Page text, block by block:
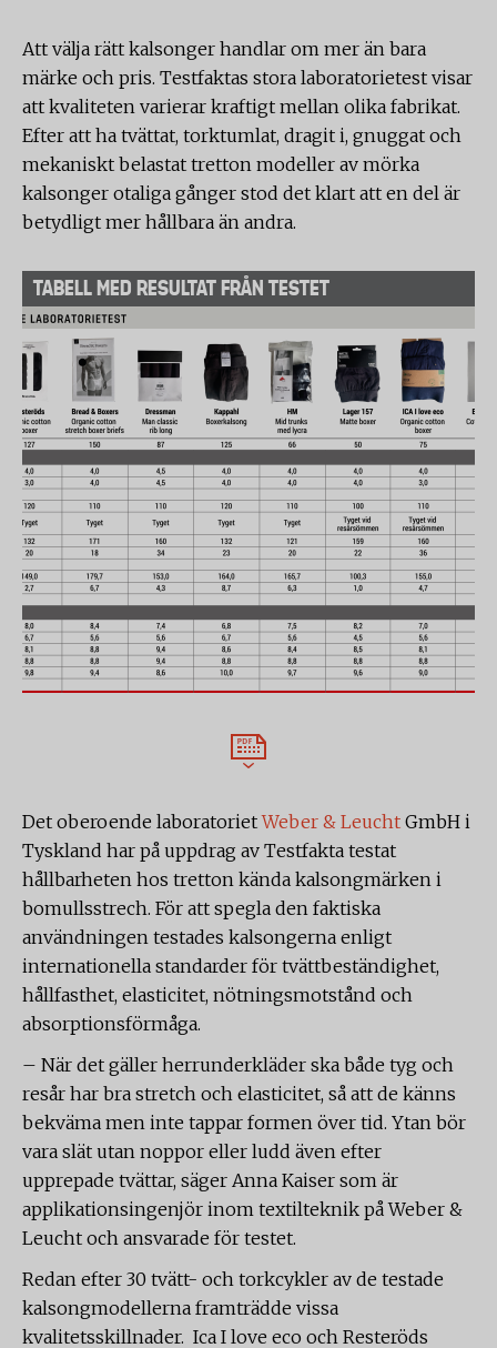
Att välja rätt kalsonger handlar om mer än bara
märke och pris. Testfaktas stora laboratorietest visar
att kvaliteten varierar kraftigt mellan olika fabrikat.
Efter att ha tvättat, torktumlat, dragit i, gnuggat och
mekaniskt belastat tretton modeller av mörka
kalsonger otaliga gånger stod det klart att en del är
betydligt mer hållbara än andra.
TABELL MED RESULTAT FRÅN TESTET
Det oberoende laboratorietWeber & Leucht GmbH i
Tyskland har på uppdrag av Testfakta testat
hållbarheten hos tretton kända kalsongmärken i
bomullsstrech. För att spegla den faktiska
användningen testades kalsongerna enligt
internationella standarder för tvättbeständighet,
hållfasthet, elasticitet, nötningsmotstånd och
absorptionsförmåga.
– När det gäller herrunderkläder ska både tyg och
resår har bra stretch och elasticitet, så att de känns
bekväma men inte tappar formen över tid. Ytan bör
vara slät utan noppor eller ludd även efter
upprepade tvättar, säger Anna Kaiser som är
applikationsingenjör inom textilteknik på Weber &
Leucht och ansvarade för testet.
Redan efter 30 tvätt- och torkcykler av de testade
kalsongmodellerna framträdde vissa
kvalitetsskillnader. Ica I love eco och Resteröds